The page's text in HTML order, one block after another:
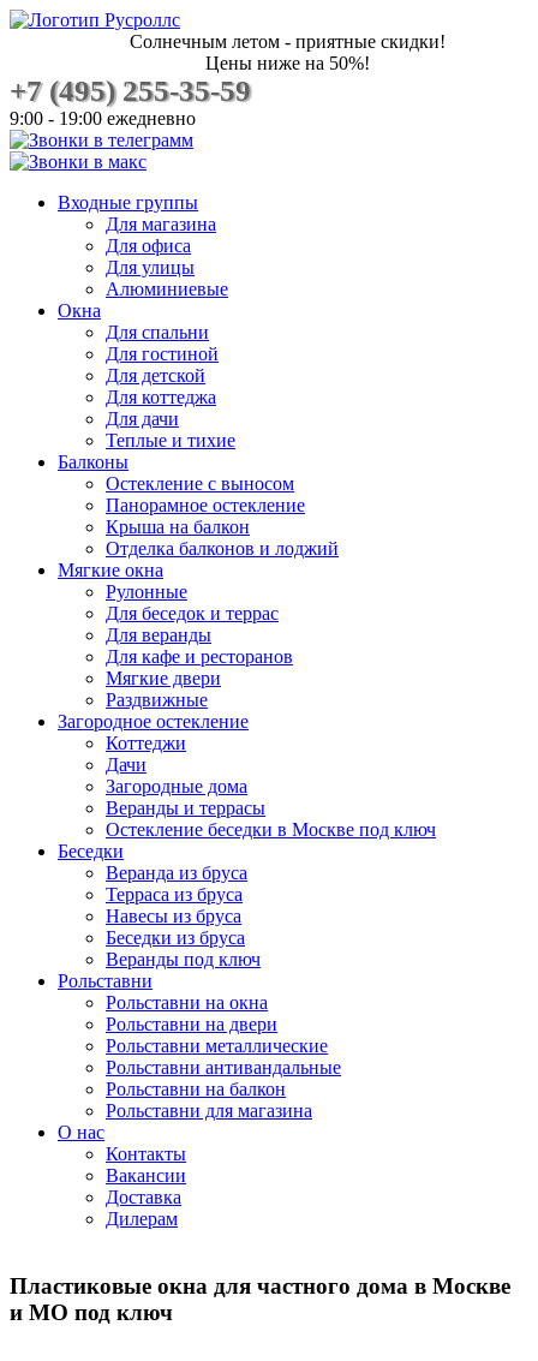
Солнечным летом - приятные скидки!
Цены ниже на 50%!
+7 (495) 255-35-59
9:00 - 19:00 ежедневно
Входные группы
Для магазина
Для офиса
Для улицы
Алюминиевые
Окна
Для спальни
Для гостиной
Для детской
Для коттеджа
Для дачи
Теплые и тихие
Балконы
Остекление с выносом
Панорамное остекление
Крыша на балкон
Отделка балконов и лоджий
Мягкие окна
Рулонные
Для беседок и террас
Для веранды
Для кафе и ресторанов
Мягкие двери
Раздвижные
Загородное остекление
Коттеджи
Дачи
Загородные дома
Веранды и террасы
Остекление беседки в Москве под ключ
Беседки
Веранда из бруса
Терраса из бруса
Навесы из бруса
Беседки из бруса
Веранды под ключ
Рольставни
Рольставни на окна
Рольставни на двери
Рольставни металлические
Рольставни антивандальные
Рольставни на балкон
Рольставни для магазина
О нас
Контакты
Вакансии
Доставка
Дилерам
Пластиковые окна для частного дома в Москве
и МО под ключ